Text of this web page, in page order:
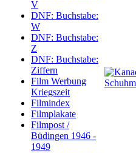
V
DNF: Buchstabe:
W
DNF: Buchstabe:
Z
DNF: Buchstabe:
Ziffern
Film Werbung
Kriegszeit
Filmindex
Filmplakate
Filmpost /
Büdingen 1946 -
1949